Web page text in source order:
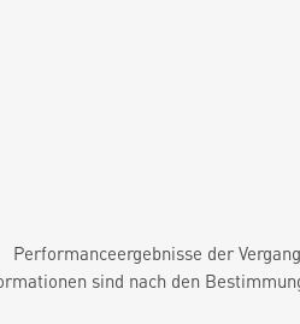
Performanceergebnisse der
sind nach den